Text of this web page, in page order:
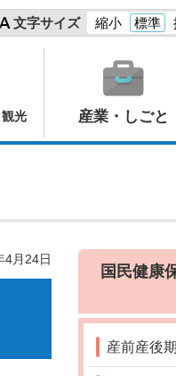
文字サイズ 縮小 標準
光 産業・しごと
4月24日
国民健康
産前産後